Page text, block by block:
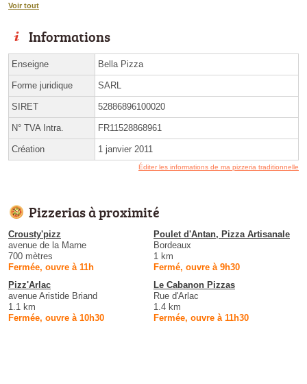
Voir tout
Informations
Enseigne Bella Pizza
Forme juridique SARL
SIRET 52886896100020
N° TVA Intra. FR11528868961
Création 1 janvier 2011
Éditer les informations de ma pizzeria traditionnelle
Pizzerias à proximité
Crousty'pizz
avenue de la Marne
700 mètres
Fermée, ouvre à 11h
Poulet d'Antan, Pizza Artisanale
Bordeaux
1 km
Fermé, ouvre à 9h30
Pizz'Arlac
avenue Aristide Briand
1.1 km
Fermée, ouvre à 10h30
Le Cabanon Pizzas
Rue d'Arlac
1.4 km
Fermée, ouvre à 11h30